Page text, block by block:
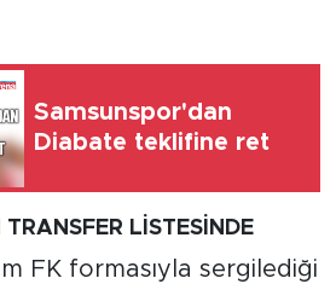
Samsunspor'dan
Diabate teklifine ret
LİSTESİNDE
FK formasıyla sergilediği